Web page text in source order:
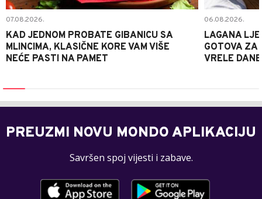
07.08.2026.
KAD JEDNOM PROBATE GIBANICU SA
MLINCIMA, KLASIČNE KORE VAM VIŠE
NEĆE PASTI NA PAMET
06.08.2026.
LAGANA
GOTOVA ZA
VRELE DANE
PREUZMI NOVU MONDO APLIKACIJU
Savršen spoj vijesti i zabave.